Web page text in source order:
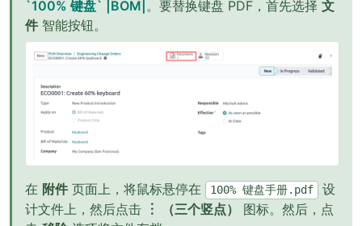
`100% 键盘` |BOM| 。要替换键盘 PDF，首先选择 文
件 智能按钮。
在 附件 页面上，将鼠标悬停在 100% 键盘手册.pdf 设
计文件上，然后点击 ︙ （三个竖点）
图标。然后，点